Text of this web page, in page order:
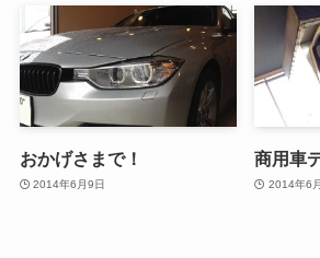
おかげさまで！
2014年6月9日
商用車
2014年6